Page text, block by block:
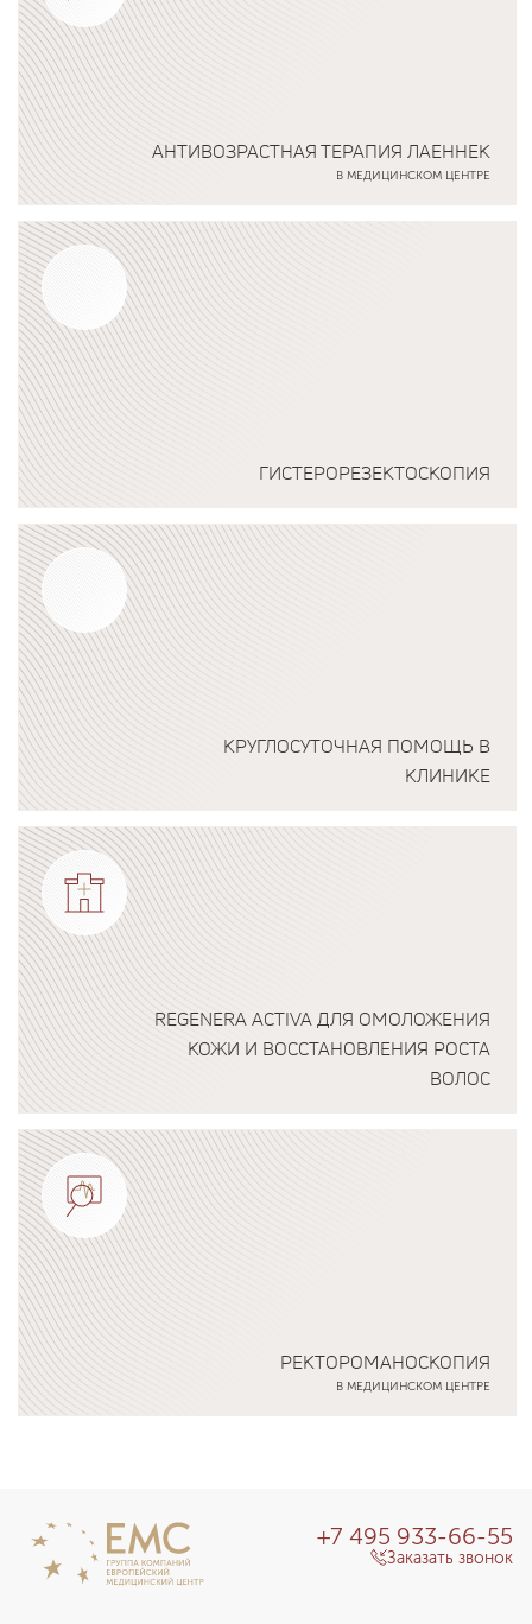
АНТИВОЗРАСТНАЯ ТЕРАПИЯ ЛАЕННЕК
В МЕДИЦИНСКОМ ЦЕНТРЕ
Подробнее о программе
ГИСТЕРОРЕЗЕКТОСКОПИЯ
Подробнее о программе
КРУГЛОСУТОЧНАЯ ПОМОЩЬ В
КЛИНИКЕ
Подробнее о программе
REGENERA ACTIVA ДЛЯ ОМОЛОЖЕНИЯ
КОЖИ И ВОССТАНОВЛЕНИЯ РОСТА
ВОЛОС
Подробнее о программе
РЕКТОРОМАНОСКОПИЯ
В МЕДИЦИНСКОМ ЦЕНТРЕ
+7 495 933-66-55
Заказать звонок